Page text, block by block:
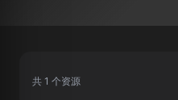
共 1 个资源